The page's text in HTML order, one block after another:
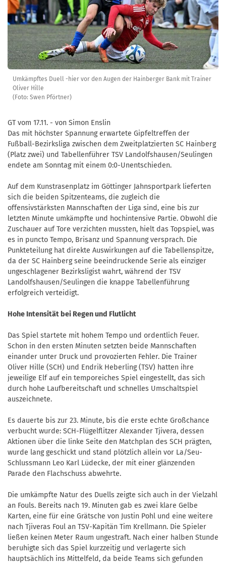
Umkämpftes Duell -hier vor den Augen der Hainberger Bank mit Trainer
Oliver Hille
(Foto: Swen Pförtner)
GT vom 17.11. - von Simon Enslin
Das mit höchster Spannung erwartete Gipfeltreffen der
Fußball-Bezirksliga zwischen dem Zweitplatzierten SC Hainberg
(Platz zwei) und Tabellenführer TSV Landolfshausen/Seulingen
endete am Sonntag mit einem 0:0-Unentschieden.
Auf dem Kunstrasenplatz im Göttinger Jahnsportpark lieferten
sich die beiden Spitzenteams, die zugleich die
offensivstärksten Mannschaften der Liga sind, eine bis zur
letzten Minute umkämpfte und hochintensive Partie. Obwohl die
Zuschauer auf Tore verzichten mussten, hielt das Topspiel, was
es in puncto Tempo, Brisanz und Spannung versprach. Die
Punkteteilung hat direkte Auswirkungen auf die Tabellenspitze,
da der SC Hainberg seine beeindruckende Serie als einziger
ungeschlagener Bezirksligist wahrt, während der TSV
Landolfshausen/Seulingen die knappe Tabellenführung
erfolgreich verteidigt.
Hohe Intensität bei Regen und Flutlicht
Das Spiel startete mit hohem Tempo und ordentlich Feuer.
Schon in den ersten Minuten setzten beide Mannschaften
einander unter Druck und provozierten Fehler. Die Trainer
Oliver Hille (SCH) und Endrik Heberling (TSV) hatten ihre
jeweilige Elf auf ein temporeiches Spiel eingestellt, das sich
durch hohe Laufbereitschaft und schnelles Umschaltspiel
auszeichnete.
Es dauerte bis zur 23. Minute, bis die erste echte Großchance
verbucht wurde: SCH-Flügelflitzer Alexander Tjivera, dessen
Aktionen über die linke Seite den Matchplan des SCH prägten,
wurde lang geschickt und stand plötzlich allein vor La/Seu-
Schlussmann Leo Karl Lüdecke, der mit einer glänzenden
Parade den Flachschuss abwehrte.
Die umkämpfte Natur des Duells zeigte sich auch in der Vielzahl
an Fouls. Bereits nach 19. Minuten gab es zwei klare Gelbe
Karten, eine für eine Grätsche von Justin Pohl und eine weitere
nach Tjiveras Foul an TSV-Kapitän Tim Krellmann. Die Spieler
ließen keinen Meter Raum ungestraft. Nach einer halben Stunde
beruhigte sich das Spiel kurzzeitig und verlagerte sich
hauptsächlich ins Mittelfeld, da beide Teams sich gefunden